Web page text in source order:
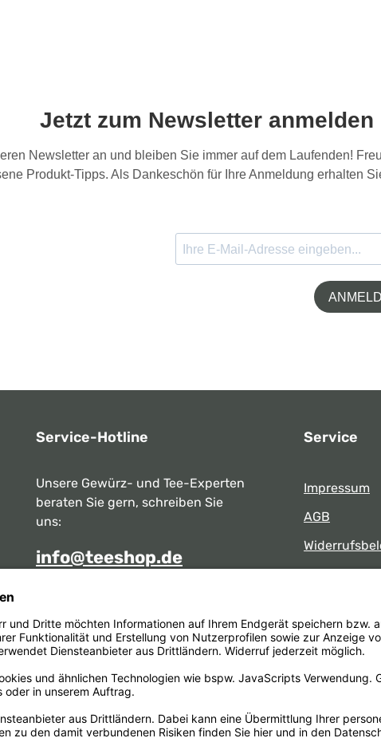
Jetzt zum Newsletter
Newsletter an und bleiben Sie immer auf dem Laufenden!
Produkt-Tipps. Als Dankeschön für Ihre Anmeldung erhalten
Service-Hotline
Unsere Gewürz- und Tee-Experten
beraten Sie gern, schreiben Sie
uns:
info@teeshop.de
Mo - Sa zwischen 10:00 - 17:00 Uhr
unter:
Service
Impressum
AGB
Datenschutz